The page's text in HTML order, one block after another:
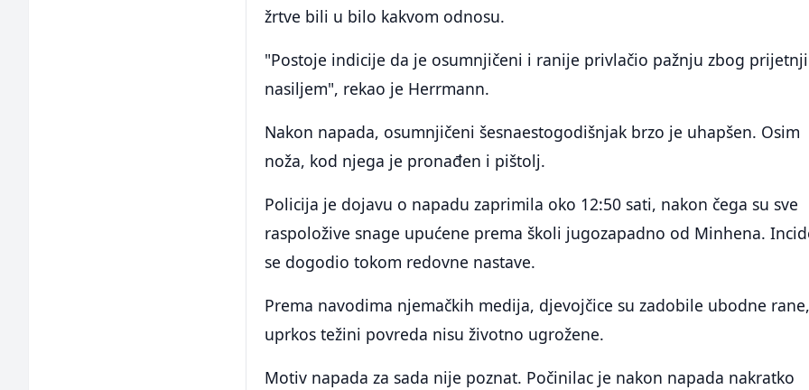
žrtve bili u bilo kakvom odnosu.
"Postoje indicije da je osumnjičeni i ranije privlačio pažnju zbog prijetnji
nasiljem", rekao je Herrmann.
Nakon napada, osumnjičeni šesnaestogodišnjak brzo je uhapšen. Osim
noža, kod njega je pronađen i pištolj.
Policija je dojavu o napadu zaprimila oko 12:50 sati, nakon čega su sve
raspoložive snage upućene prema školi jugozapadno od Minhena.
se dogodio tokom redovne nastave.
Prema navodima njemačkih medija, djevojčice su zadobile ubodne
uprkos težini povreda nisu životno ugrožene.
Motiv napada za sada nije poznat. Počinilac je nakon napada nakratko